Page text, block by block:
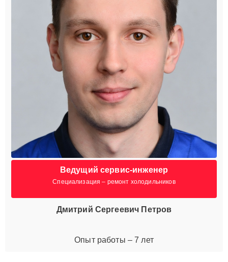
Ведущий сервис-инженер
Специализация – ремонт холодильников
Дмитрий Сергеевич Петров
Опыт работы – 7 лет